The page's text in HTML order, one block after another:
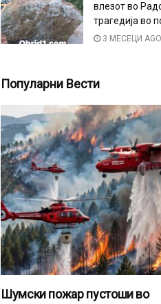
влезот во
трагедија во
3 МЕСЕЦИ AGO
Популарни Вести
Шумски пожар пустоши во